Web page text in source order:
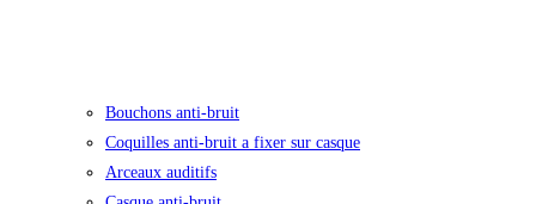
Bouchons anti-bruit
Coquilles anti-bruit a fixer sur casque
Arceaux auditifs